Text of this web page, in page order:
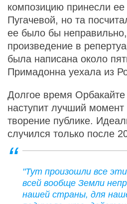
композицию принесли
Пугачевой, но та
ее было бы
произведение в
была написана около
Примадонна уехала из
Долгое время Орбакайте
наступит лучший момент
творение публике.
случился только после
"Тут произошли все
всей вообще Земли
нашей страны, для